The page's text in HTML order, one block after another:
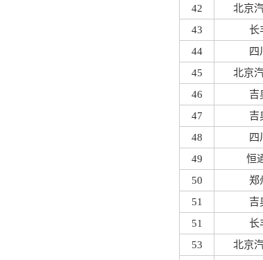
42
北京
43
长
44
四
45
北京
46
吉
47
吉
48
四
49
恒
50
郑
51
吉
51
长
53
北京